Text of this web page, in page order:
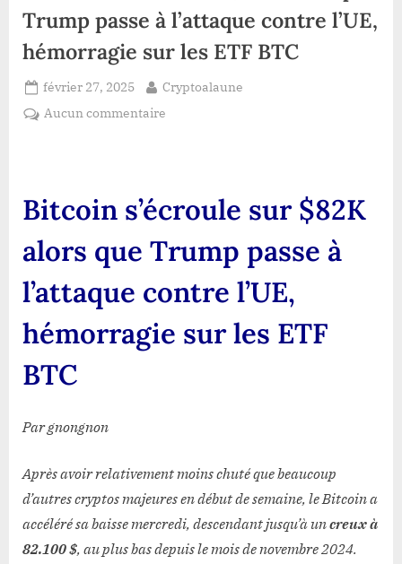
Trump passe à l’attaque contre l’UE,
hémorragie sur les ETF BTC
Posted
on
février 27, 2025 By
Cryptoalaune
Aucun commentaire
alors
Trump
à
contre
Bitcoin s’écroule sur $82K
alors que Trump passe à
l’attaque contre l’UE,
hémorragie sur les ETF
BTC
Par gnongnon
Après avoir relativement moins chuté que beaucoup
d’autres cryptos majeures en début de semaine, le Bitcoin a
accéléré sa baisse mercredi, descendant jusqu’à uncreux à
82.100 $, au plus bas depuis le mois de novembre 2024.